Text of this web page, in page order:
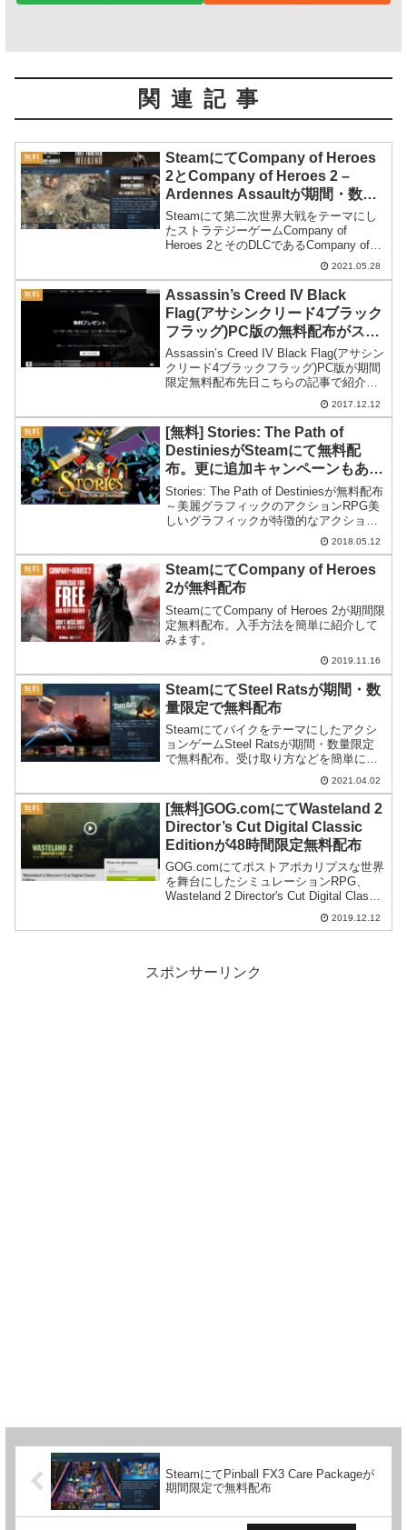
関連記事
無料
SteamにてCompany of Heroes
2とCompany of Heroes 2 –
Ardennes Assaultが期間・数量
限定で無料配布
Steamにて第二次世界大戦をテーマにし
たストラテジーゲームCompany of
Heroes 2とそのDLCであるCompany of
Heroes 2 - Ardennes Assaultが期間・数
2021.05.28
無料
Assassin’s Creed IV Black
Flag(アサシンクリード4ブラック
フラッグ)PC版の無料配布がスタ
ート(期間限定なので急いで)
Assassin’s Creed IV Black Flag(アサシン
クリード4ブラックフラッグ)PC版が期間
限定無料配布先日こちらの記事で紹介し
ましたように、Assassin’s Creed IV
Black Flag(アサシンクリード4...
2017.12.12
無料
[無料] Stories: The Path of
DestiniesがSteamにて無料配
布。更に追加キャンペーンもあり
ます。
Stories: The Path of Destiniesが無料配布
～美麗グラフィックのアクションRPG美
しいグラフィックが特徴的なアクション
RPG、Stories: The Path of Destiniesが
2018.05.12
無料
SteamにてCompany of Heroes
2が無料配布
SteamにてCompany of Heroes 2が期間限
定無料配布。入手方法を簡単に紹介して
みます。
2019.11.16
無料
SteamにてSteel Ratsが期間・数
量限定で無料配布
Steamにてバイクをテーマにしたアクシ
ョンゲームSteel Ratsが期間・数量限定
で無料配布。受け取り方などを簡単に紹
2021.04.02
無料
[無料]GOG.comにてWasteland 2
Director’s Cut Digital Classic
Editionが48時間限定無料配布
GOG.comにてポストアポカリプスな世界
を舞台にしたシミュレーションRPG、
Wasteland 2 Director's Cut Digital Classic
Editionが48時間限定無料配布です。その
2019.12.12
スポンサーリンク
SteamにてPinball FX3 Care Packageが
期間限定で無料配布